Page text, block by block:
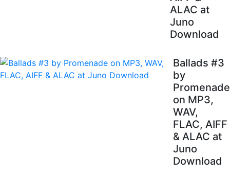
ALAC at
Juno
Download
Ballads #3
by
Promenade
on MP3,
WAV,
FLAC, AIFF
& ALAC at
Juno
Download